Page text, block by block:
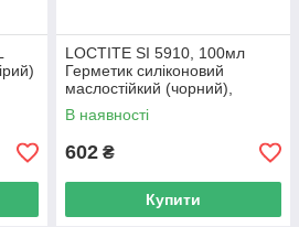
LOCTITE SI 5910, 100мл
Герметик силіконовий
маслостійкий (чорний),
формувач прокладок
HENKEL 2325872 UA62
В наявності
602 ₴
Купити